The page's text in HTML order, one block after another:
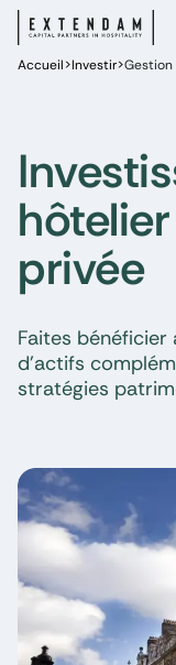
Notre
Investir
Pourquoi
Vous êtes
Accueil>Investir>Gestion
privée
Faites bénéficier
d’actifs
stratégies